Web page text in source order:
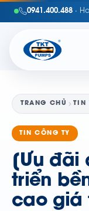
0941.400.488 ·
TRANG CHỦ TIN
TIN CÔNG TY
[Ưu đãi
triển
cao giá